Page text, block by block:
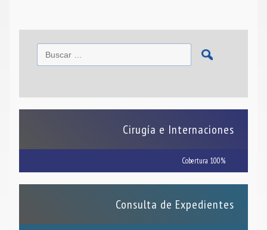
Cirugía e Internaciones
Cobertura 100%
Consulta de Expedientes